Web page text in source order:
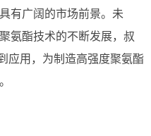
有广阔的市场前景。未
氨酯技术的不断发展，叔
应用，为制造高强度聚氨酯